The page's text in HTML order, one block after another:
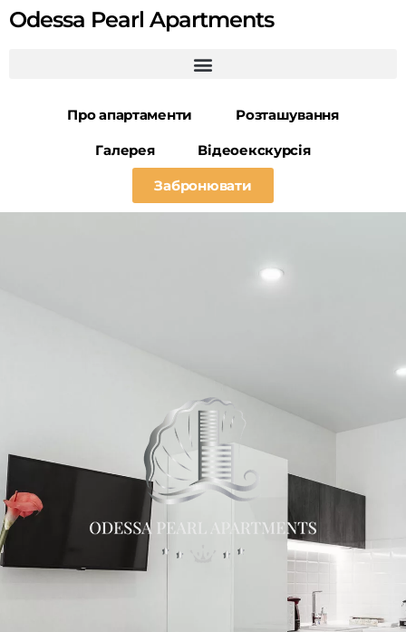
Odessa Pearl Apartments
Про апартаменти Розташування
Галерея Відеоекскурсія
Забронювати